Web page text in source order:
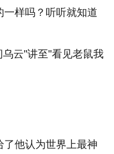
样吗？听听就知道
乌云"讲至"看见老鼠我
他认为世界上最神